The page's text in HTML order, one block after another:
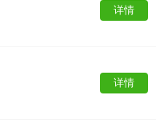
详情
详情